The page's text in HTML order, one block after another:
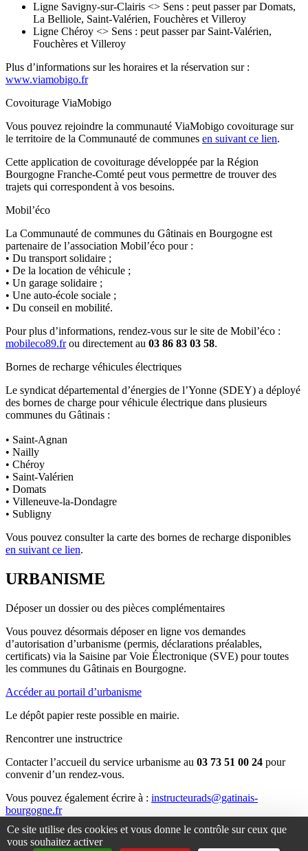
Ce site utilise des cookies et vous donne le contrôle sur ceux que
vous souhaitez activer
Ligne Savigny-sur-Clairis <> Sens : peut passer par Domats,
La Belliole, Saint-Valérien, Fouchères et Villeroy
Ligne Chéroy <> Sens : peut passer par Saint-Valérien,
Fouchères et Villeroy
Plus d’informations sur les horaires et la réservation sur :
www.viamobigo.fr
Covoiturage ViaMobigo
Vous pouvez rejoindre la communauté ViaMobigo covoiturage sur
le territoire de la Communauté de communes en suivant ce lien.
Cette application de covoiturage développée par la Région
Bourgogne Franche-Comté peut vous permettre de trouver des
trajets qui correspondent à vos besoins.
Mobil’éco
La Communauté de communes du Gâtinais en Bourgogne est
partenaire de l’association Mobil’éco pour :
• Du transport solidaire ;
• De la location de véhicule ;
• Un garage solidaire ;
• Une auto-école sociale ;
• Du conseil en mobilité.
Pour plus d’informations, rendez-vous sur le site de Mobil’éco :
mobileco89.frou directement au 03 86 83 03 58.
Bornes de recharge véhicules électriques
Le syndicat départemental d’énergies de l’Yonne (SDEY) a déployé
des bornes de charge pour véhicule électrique dans plusieurs
communes du Gâtinais :
• Saint-Agnan
• Nailly
• Chéroy
• Saint-Valérien
• Domats
• Villeneuve-la-Dondagre
• Subligny
Vous pouvez consulter la carte des bornes de recharge disponibles
en suivant ce lien.
URBANISME
Déposer un dossier ou des pièces complémentaires
Vous pouvez désormais déposer en ligne vos demandes
d’autorisation d’urbanisme (permis, déclarations préalables,
certificats) via la Saisine par Voie Électronique (SVE) pour toutes
les communes du Gâtinais en Bourgogne.
Accéder au portail d’urbanisme
Le dépôt papier reste possible en mairie.
Rencontrer une instructrice
Contacter l’accueil du service urbanisme au 03 73 51 00 24 pour
convenir d’un rendez-vous.
Vous pouvez également écrire à : instructeurads@gatinais-
bourgogne.fr
Consulter le PLUi